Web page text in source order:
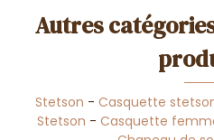
Autres
Stetson - Casquette
Stetson - Casquette